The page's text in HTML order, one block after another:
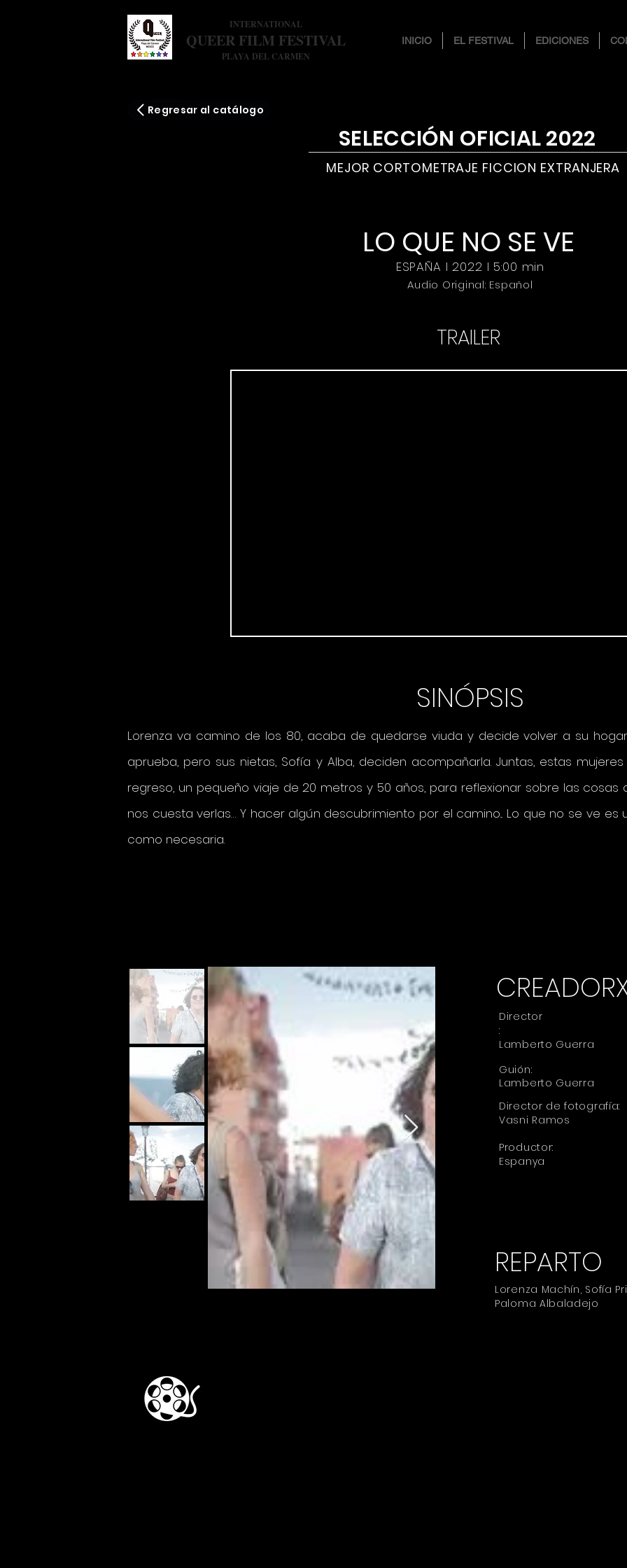
INTERNATIONAL
QUEER FILM FESTIVAL
PLAYA DEL CARMEN
INICIO EL FESTIVAL EDICIONES
Regresar al catálogo
MEJOR CORTOMETRAJE FICCION EXTRANJERA
SELECCIÓN OFICIAL 2022
LO QUE NO SE VE
ESPAÑA I 2022 I 5:00 min
Audio Original: Español
TRAILER
SINÓPSIS
Lorenza va camino de los 80, acaba de quedarse viuda y decide volver a su hogar
aprueba, pero sus nietas, Sofía y Alba, deciden acompañarla. Juntas, estas
regreso, un pequeño viaje de 20 metros y 50 años, para reflexionar sobre las
nos cuesta verlas… Y hacer algún descubrimiento por el camino... Lo que no se ve es
como necesaria.
Director
:
Lamberto Guerra
Guión:
Lamberto Guerra
Director de fotografía:
Vasni Ramos
Productor:
Espanya
REPARTO
Lorenza Machín, Sofía
Paloma Albaladejo